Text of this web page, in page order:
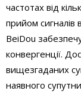
частотах від
прийом сигналів
BeiDou
конвергенції.
вищезгаданих
наявного